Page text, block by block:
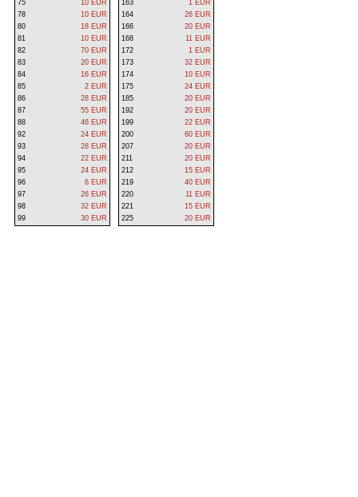
75
10 EUR
78
10 EUR
80
18 EUR
81
10 EUR
82
70 EUR
83
20 EUR
84
16 EUR
85
2 EUR
86
28 EUR
87
55 EUR
88
46 EUR
92
24 EUR
93
28 EUR
94
22 EUR
95
24 EUR
96
6 EUR
97
26 EUR
98
32 EUR
99
30 EUR
163
1 EUR
164
26 EUR
166
20 EUR
168
11 EUR
172
1 EUR
173
32 EUR
174
10 EUR
175
24 EUR
185
20 EUR
192
20 EUR
199
22 EUR
200
60 EUR
207
20 EUR
211
20 EUR
212
15 EUR
219
40 EUR
220
11 EUR
221
15 EUR
225
20 EUR